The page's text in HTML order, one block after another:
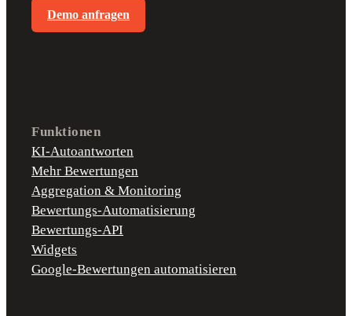
Demo anfragen
Funktionen
KI-Autoantworten
Mehr Bewertungen
Aggregation & Monitoring
Bewertungs-Automatisierung
Bewertungs-API
Widgets
Google-Bewertungen automatisieren